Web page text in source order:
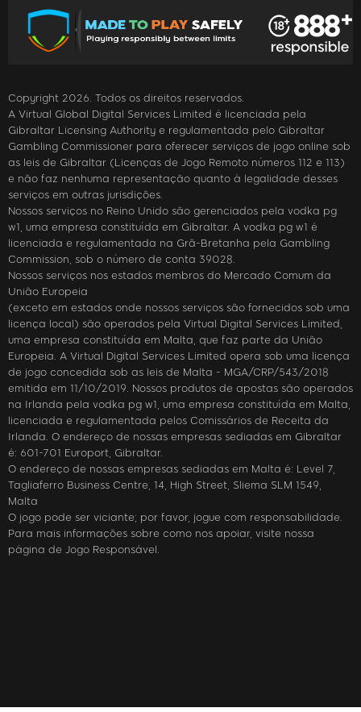
Copyright 2026. Todos os direitos reservados.
A Virtual Global Digital Services Limited é licenciada pela
Gibraltar Licensing Authority e regulamentada pelo Gibraltar
Gambling Commissioner para oferecer serviços de jogo online sob
as leis de Gibraltar (Licenças de Jogo Remoto números 112 e 113)
e não faz nenhuma representação quanto à legalidade desses
serviços em outras jurisdições.
Nossos serviços no Reino Unido são gerenciados pela vodka pg
w1, uma empresa constituída em Gibraltar. A vodka pg w1 é
licenciada e regulamentada na Grã-Bretanha pela Gambling
Commission, sob o número de conta 39028.
Nossos serviços nos estados membros do Mercado Comum da
União Europeia
(exceto em estados onde nossos serviços são fornecidos sob uma
licença local) são operados pela Virtual Digital Services Limited,
uma empresa constituída em Malta, que faz parte da União
Europeia. A Virtual Digital Services Limited opera sob uma licença
de jogo concedida sob as leis de Malta - MGA/CRP/543/2018
emitida em 11/10/2019. Nossos produtos de apostas são operados
na Irlanda pela vodka pg w1, uma empresa constituída em Malta,
licenciada e regulamentada pelos Comissários de Receita da
Irlanda. O endereço de nossas empresas sediadas em Gibraltar
é: 601-701 Europort, Gibraltar.
O endereço de nossas empresas sediadas em Malta é: Level 7,
Tagliaferro Business Centre, 14, High Street, Sliema SLM 1549,
Malta
O jogo pode ser viciante; por favor, jogue com responsabilidade.
Para mais informações sobre como nos apoiar, visite nossa
página de Jogo Responsável.